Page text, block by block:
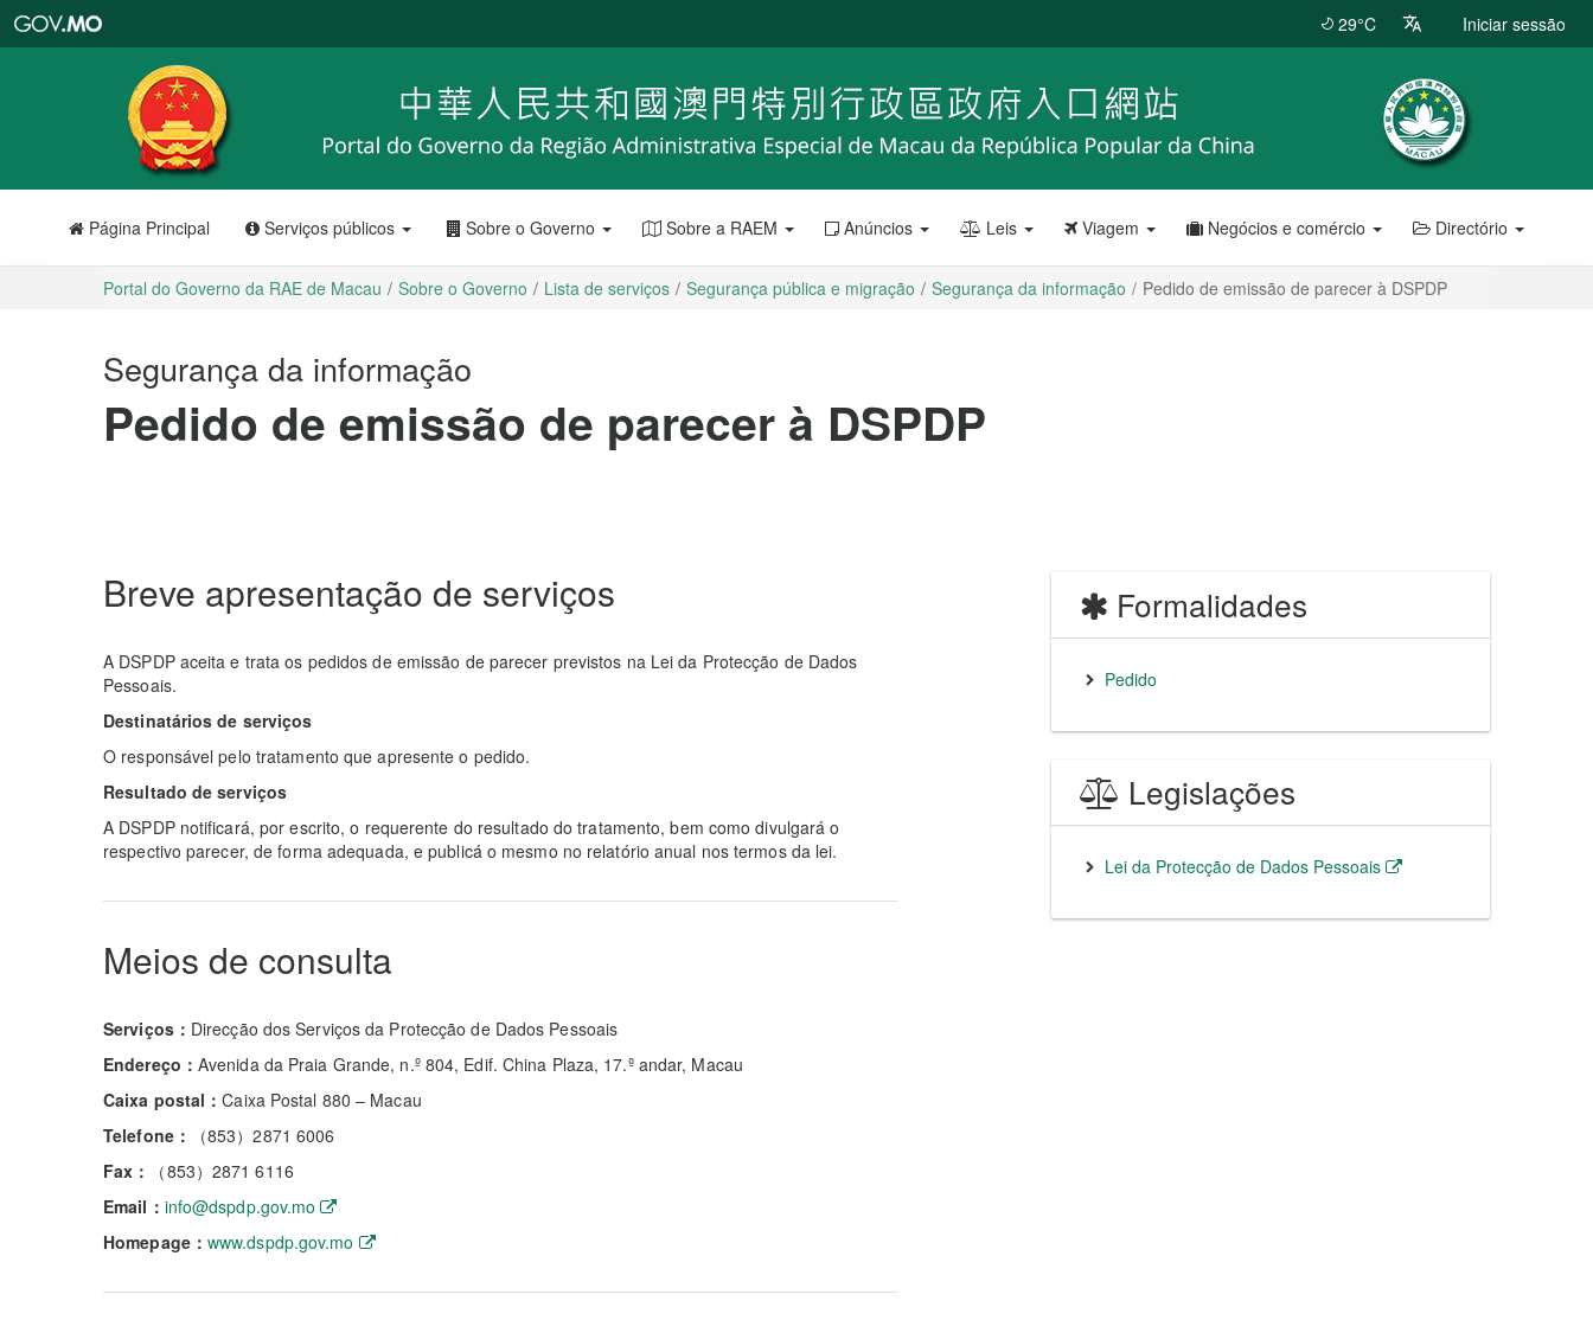
RAE
de
Macau
29°C Iniciar sessão
Página Principal Serviços públicos Sobre o Governo Sobre a RAEM Anúncios Leis Viagem Negócios e comércio Directório
Portal do Governo da RAE de Macau Sobre o Governo Lista de serviços Segurança pública e migração Segurança da informação Pedido de emissão de parecer à DSPDP
Segurança da informação
Pedido de emissão de parecer à DSPDP
Breve apresentação de serviços
A DSPDP aceita e trata os pedidos de emissão de parecer previstos na Lei da Protecção de Dados
Pessoais.
Destinatários de serviços
O responsável pelo tratamento que apresente o pedido.
Resultado de serviços
A DSPDP notificará, por escrito, o requerente do resultado do tratamento, bem como divulgará o
respectivo parecer, de forma adequada, e publicá o mesmo no relatório anual nos termos da lei.
Meios de consulta
Serviços： Direcção dos Serviços da Protecção de Dados Pessoais
Endereço： Avenida da Praia Grande, n.º 804, Edif. China Plaza, 17.º andar, Macau
Caixa postal：Caixa Postal 880 – Macau
Telefone：
（853）2871 6006
Fax：
（853）2871 6116
Email： info@dspdp.gov.mo
Homepage： www.dspdp.gov.mo
Formalidades
Pedido
Legislações
Lei da Protecção de Dados Pessoais